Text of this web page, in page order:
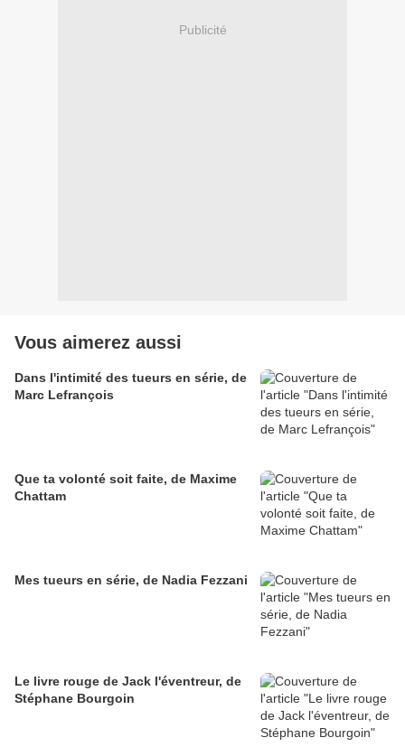
Publicité
Vous aimerez aussi
Dans l'intimité des tueurs en série, de
Marc Lefrançois
Que ta volonté soit faite, de Maxime
Chattam
Mes tueurs en série, de Nadia Fezzani
Le livre rouge de Jack l'éventreur, de
Stéphane Bourgoin